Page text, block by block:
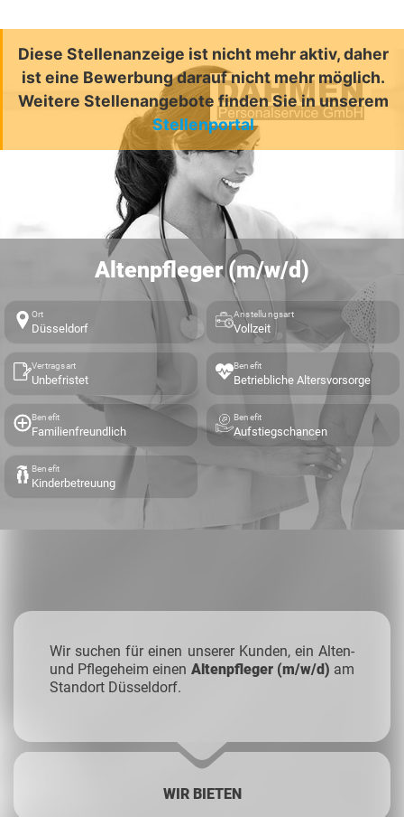
Diese Stellenanzeige ist nicht mehr aktiv, daher
ist eine Bewerbung darauf nicht mehr möglich.
Weitere Stellenangebote finden Sie in unserem
Stellenportal
Altenpfleger (m/w/d)
Ort
Düsseldorf
Anstellungsart
Vollzeit
Vertragsart
Unbefristet
Benefit
Betriebliche Altersvorsorge
Benefit
Familienfreundlich
Benefit
Aufstiegschancen
Benefit
Kinderbetreuung
Wir suchen für einen unserer Kunden, ein Alten-
und Pflegeheim einen Altenpfleger (m/w/d) am
Standort Düsseldorf.
WIR BIETEN